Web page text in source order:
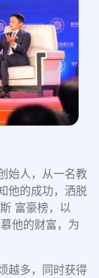
始人，从一名教
他的成功，洒脱
富豪榜，以
他的财富，为
越多，同时获得